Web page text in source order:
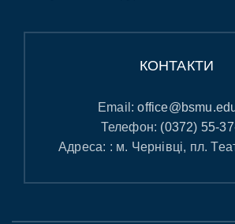
КОНТАКТИ
Email:
Телефон: (0372) 55-
Адреса: : м. Чернівці, пл.